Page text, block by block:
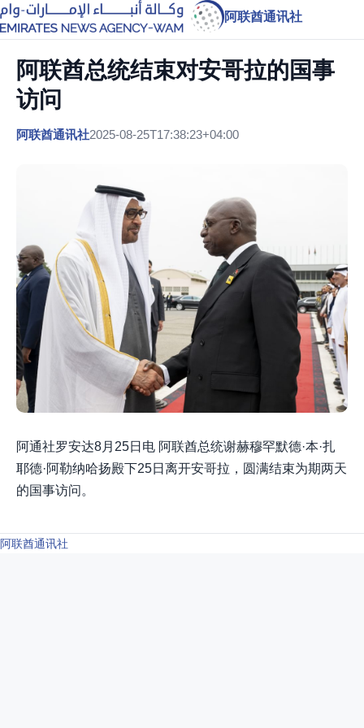
阿联酋通讯社
阿联酋总统结束对安哥拉的国事
访问
阿联酋通讯社2025-08-25T17:38:23+04:00
阿通社罗安达8月25日电 阿联酋总统谢赫穆罕默德·本·扎
耶德·阿勒纳哈扬殿下25日离开安哥拉，圆满结束为期两天
的国事访问。
阿联酋通讯社